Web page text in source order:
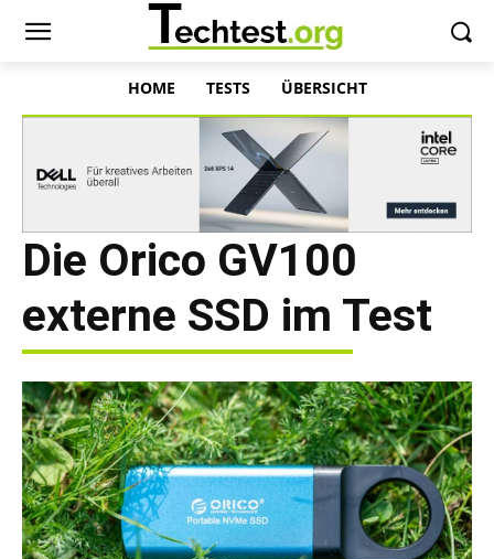
HOME TESTS ÜBERSICHT
Die Orico GV100
externe SSD im Test